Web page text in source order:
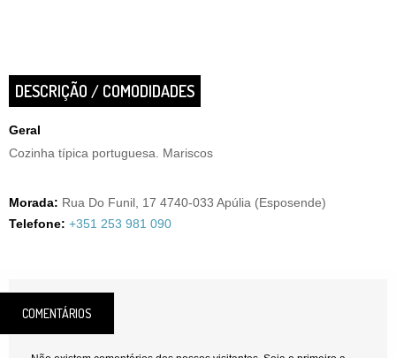
DESCRIÇÃO / COMODIDADES
Geral
Cozinha típica portuguesa. Mariscos
Morada: Rua Do Funil, 17 4740-033 Apúlia (Esposende)
Telefone: +351 253 981 090
COMENTÁRIOS